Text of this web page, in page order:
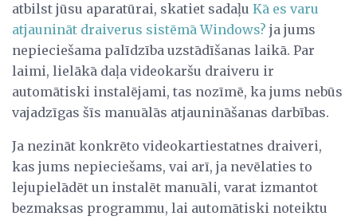
atbilst jūsu aparatūrai, skatiet sadaļu Kā es varu
atjaunināt draiverus sistēmā Windows? ja jums
nepieciešama palīdzība uzstādīšanas laikā. Par
laimi, lielākā daļa videokaršu draiveru ir
automātiski instalējami, tas nozīmē, ka jums nebūs
vajadzīgas šīs manuālās atjaunināšanas darbības.
Ja nezināt konkrēto videokartiestatnes draiveri,
kas jums nepieciešams, vai arī, ja nevēlaties to
lejupielādēt un instalēt manuāli, varat izmantot
bezmaksas programmu, lai automātiski noteiktu